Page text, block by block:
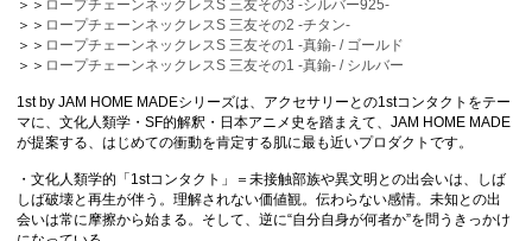
＞＞ ロープチェーンネックレスS 三友その3 -シルバー925-
＞＞ ロープチェーンネックレスS 三友その2 -チタン-
＞＞ ロープチェーンネックレスS 三友その1 -真鍮- / ゴールド
＞＞ ロープチェーンネックレスS 三友その1 -真鍮- / シルバー
1st by JAM HOME MADEシリーズは、アクセサリーとの1stコンタクトをテー
マに、文化人類学・SF的解釈・日本アニメ史を踏まえて、JAM HOME MADE
が提案する、はじめての衝動を肯定する肌に最も近いプロダクトです。
・文化人類学的「1stコンタクト」＝未接触部族や異文明との出会いは、しば
しば破壊と再生が伴う。理解されない価値観。伝わらない感情。未知との出
会いは常に摩擦から始まる。そして、逆に“自分自身が何者か”を問うきっかけ